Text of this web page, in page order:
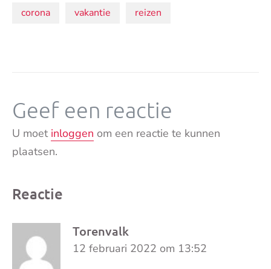
Onderwerpen:
corona vakantie reizen
Geef een reactie
U moet inloggen om een reactie te kunnen
plaatsen.
Reactie
Torenvalk
12 februari 2022 om 13:52